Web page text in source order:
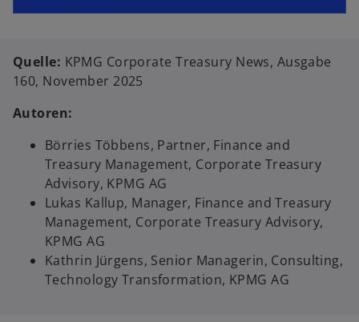
Quelle: KPMG Corporate Treasury News, Ausgabe
160, November 2025
Autoren:
Börries Többens, Partner, Finance and
Treasury Management, Corporate Treasury
Advisory, KPMG AG
Lukas Kallup, Manager, Finance and Treasury
Management, Corporate Treasury Advisory,
KPMG AG
Kathrin Jürgens, Senior Managerin, Consulting,
Technology Transformation, KPMG AG